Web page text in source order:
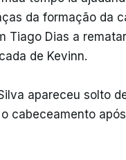
da formação da
Tiago Dias a
de Kevinn.
apareceu solto
cabeceamento